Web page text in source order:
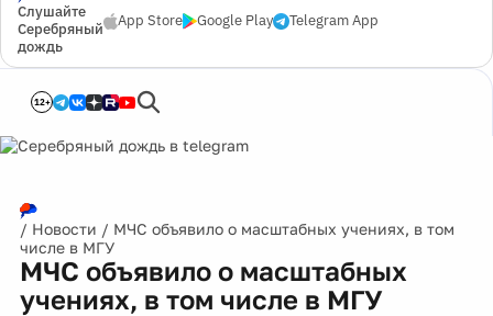
Слушайте
Серебряный
дождь
App Store Google Play Telegram App
12+
/ Новости / МЧС объявило о масштабных учениях, в том
числе в МГУ
МЧС объявило о масштабных
учениях, в том числе в МГУ